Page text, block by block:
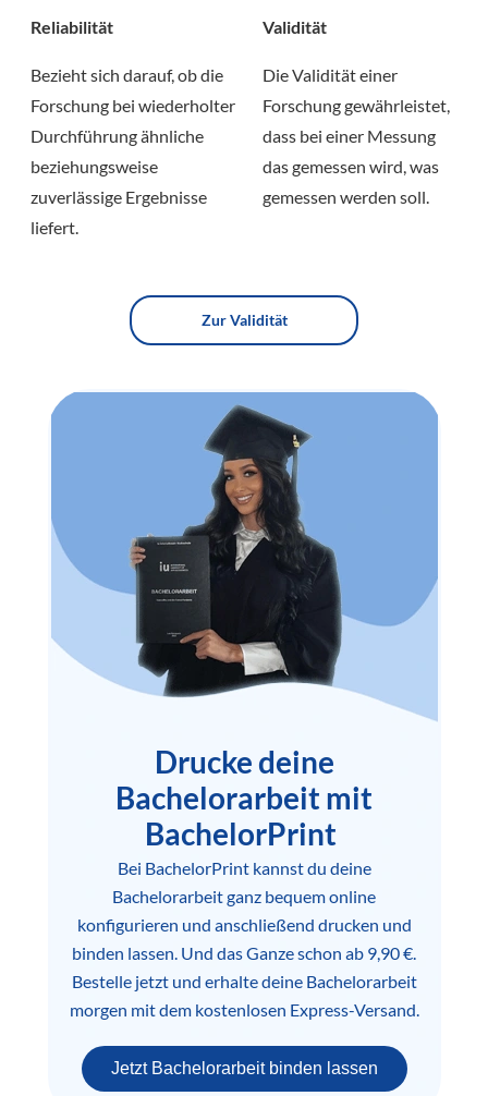
Reliabilität Validität
Bezieht sich darauf, ob die
Forschung bei wiederholter
Durchführung ähnliche
beziehungsweise
zuverlässige Ergebnisse
liefert.
Die Validität einer
Forschung gewährleistet,
dass bei einer Messung
das gemessen wird, was
gemessen werden soll.
Zur Validität
Drucke deine
Bachelorarbeit mit
BachelorPrint
Bei BachelorPrint kannst du deine
Bachelorarbeit ganz bequem online
konfigurieren und anschließend drucken und
binden lassen. Und das Ganze schon ab 9,90 €.
Bestelle jetzt und erhalte deine Bachelorarbeit
morgen mit dem kostenlosen Express-Versand.
Jetzt Bachelorarbeit binden lassen